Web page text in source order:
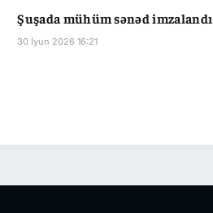
Şuşada mühüm sənəd imzalandı
30 İyun 2026 16:21